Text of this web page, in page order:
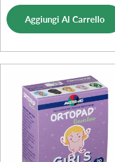
di
vendita
normale
Aggiungi Al Carrello